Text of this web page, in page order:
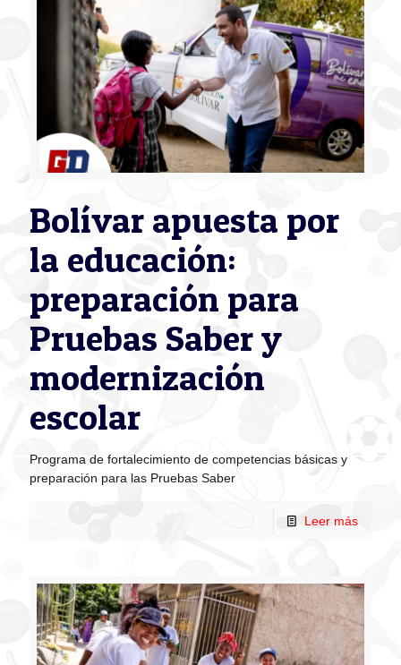
Bolívar apuesta por
la educación:
preparación para
Pruebas Saber y
modernización
escolar
Programa de fortalecimiento de competencias básicas y
preparación para las Pruebas Saber
Leer más